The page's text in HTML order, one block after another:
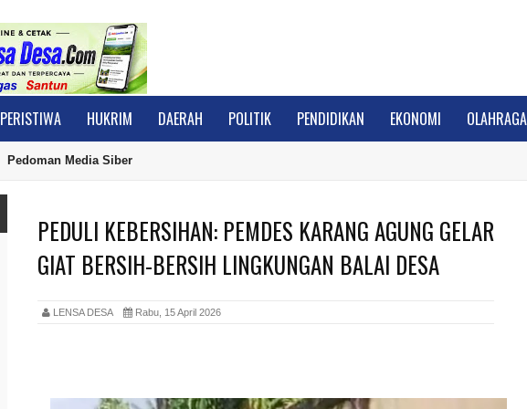
PERISTIWA HUKRIM DAERAH POLITIK PENDIDIKAN EKONOMI OLAHRAGA
Pedoman Media Siber
PEDULI KEBERSIHAN: PEMDES KARANG AGUNG GELAR
GIAT BERSIH-BERSIH LINGKUNGAN BALAI DESA
LENSA DESA Rabu, 15 April 2026